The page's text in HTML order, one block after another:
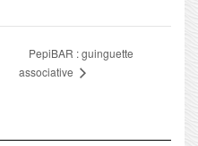
PepiBAR : guinguette
associative